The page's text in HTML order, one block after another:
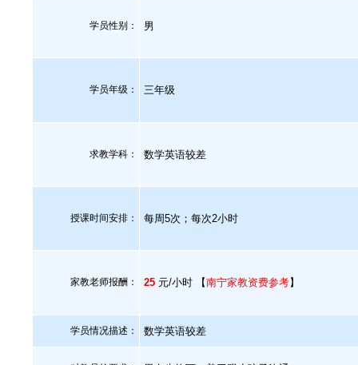
学员性别： 男
学员年级： 三年级
求教学科： 数学英语较差
授课时间安排： 每周5次；每次2小时
家教老师报酬： 25 元/小时 【南宁家教资费参考】
学员情况描述： 数学英语较差